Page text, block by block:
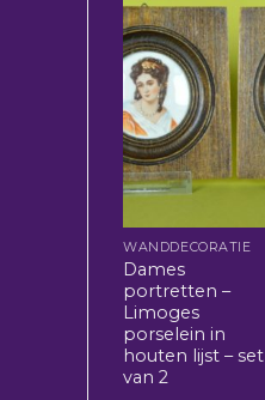
WANDDECORATIE
Dames
portretten –
Limoges
porselein in
houten lijst – set
van 2